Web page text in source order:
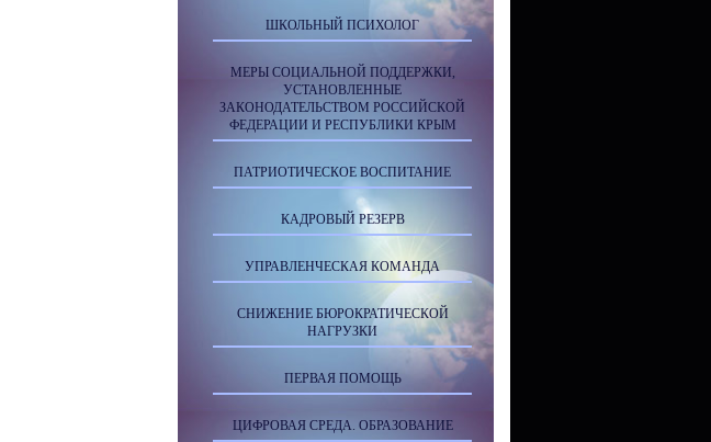
ШКОЛЬНЫЙ ПСИХОЛОГ
МЕРЫ СОЦИАЛЬНОЙ ПОДДЕРЖКИ,
УСТАНОВЛЕННЫЕ
ЗАКОНОДАТЕЛЬСТВОМ РОССИЙСКОЙ
ФЕДЕРАЦИИ И РЕСПУБЛИКИ КРЫМ
ПАТРИОТИЧЕСКОЕ ВОСПИТАНИЕ
КАДРОВЫЙ РЕЗЕРВ
УПРАВЛЕНЧЕСКАЯ КОМАНДА
СНИЖЕНИЕ БЮРОКРАТИЧЕСКОЙ
НАГРУЗКИ
ПЕРВАЯ ПОМОЩЬ
ЦИФРОВАЯ СРЕДА. ОБРАЗОВАНИЕ